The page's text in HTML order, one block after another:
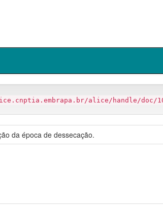
alice/handle/doc/
da época de dessecação.